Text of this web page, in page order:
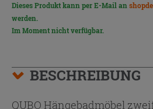
Dieses Produkt kann per E-Mail an
werden.
Im Moment nicht verfügbar.
BESCHREIBUNG
QUBO Hängebadmöbel